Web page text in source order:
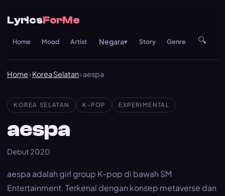
LyricsForMe
Home Mood Artist Negara▾ Story Genre 🔍
Home›Korea Selatan› aespa
KOREA SELATAN K-POP EXPERIMENTAL
aespa
Debut 2020
aespa adalah girl group K-pop di bawah SM
Entertainment. Terkenal dengan konsep metaverse dan